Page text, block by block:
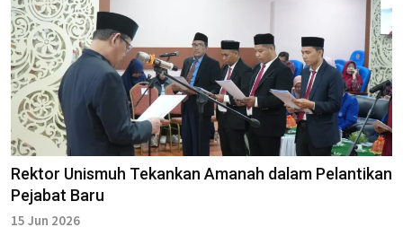
Rektor Unismuh Tekankan Amanah dalam Pelantikan
Pejabat Baru
15 Jun 2026